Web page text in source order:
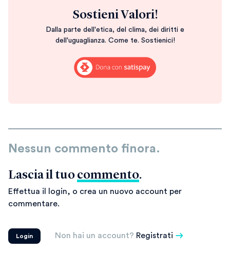
Sostieni Valori!
Dalla parte dell'etica, del clima, dei diritti e
dell'uguaglianza. Come te. Sostienici!
Nessun commento finora.
Lascia il tuo commento.
Effettua il login, o crea un nuovo account per
commentare.
Login Non hai un account? Registrati